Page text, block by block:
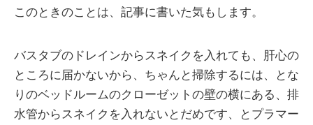
このときのことは、記事に書いた気もします。
バスタブのドレインからスネイクを入れても、肝心の
ところに届かないから、ちゃんと掃除するには、とな
りのベッドルームのクローゼットの壁の横にある、排
水管からスネイクを入れないとだめです、とプラマー